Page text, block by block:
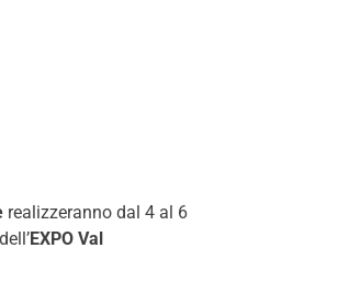
realizzeranno dal 4 al 6
EXPO Val